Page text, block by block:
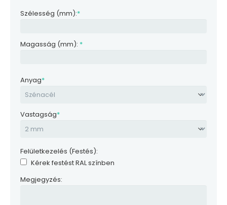
Szélesség (mm):*
Magasság (mm): *
Anyag*
Vastagság*
Felületkezelés (Festés):
Kérek festést RAL színben
Megjegyzés: